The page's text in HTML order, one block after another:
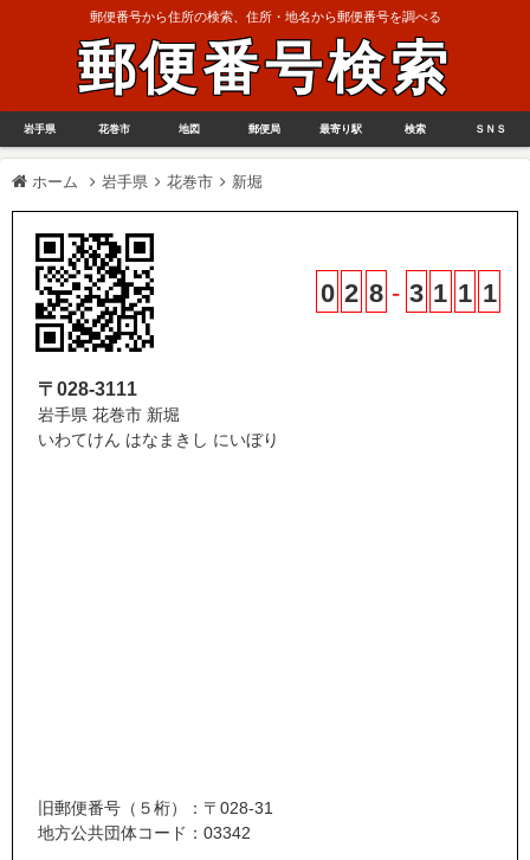
郵便番号から住所の検索、住所・地名から郵便番号を調べる
郵便番号検索
岩手県 花巻市 地図 郵便局 最寄り駅 検索 ＳＮＳ
ホーム 岩手県 花巻市 新堀
0 2 8 - 3 1 1 1
〒028-3111
岩手県 花巻市 新堀
いわてけん はなまきし にいぼり
旧郵便番号（５桁）：〒028-31
地方公共団体コード：03342